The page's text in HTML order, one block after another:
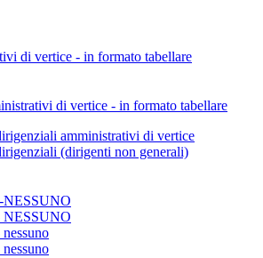
di vertice - in formato tabellare
di vertice - in formato tabellare
amministrativi di vertice
(dirigenti non generali)